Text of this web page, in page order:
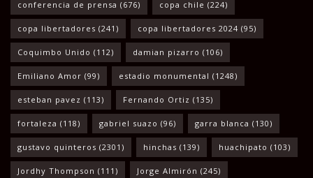
conferencia de prensa (676) copa chile (224)
copa libertadores (241) copa libertadores 2024 (95)
Coquimbo Unido (112) damian pizarro (106)
Emiliano Amor (99) estadio monumental (1248)
esteban pavez (113) Fernando Ortiz (135)
fortaleza (118) gabriel suazo (96) garra blanca (130)
gustavo quinteros (2301) hinchas (139) huachipato (103)
Jordhy Thompson (111) Jorge Almirón (245)